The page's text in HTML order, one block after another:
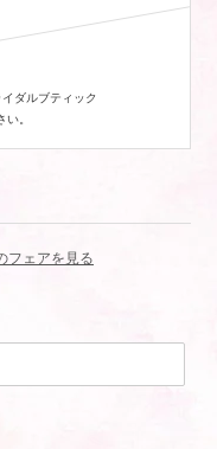
ダルブティック
い。
フェアを見る